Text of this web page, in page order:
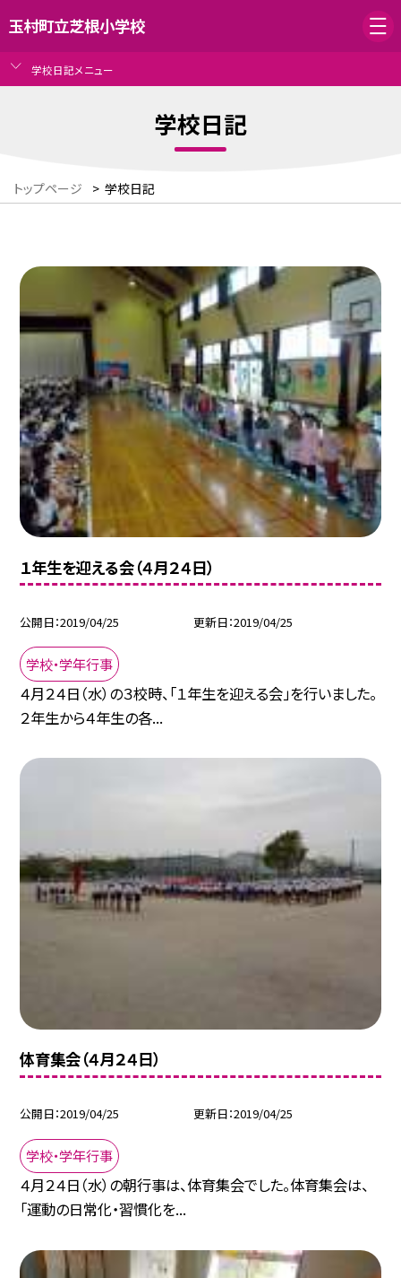
玉村町立芝根小学校
学校日記メニュー
学校日記
トップページ > 学校日記
１年生を迎える会（４月２４日）
公開日 2019/04/25 更新日 2019/04/25
学校・学年行事
４月２４日（水）の３校時、「１年生を迎える会」を行いました。
２年生から４年生の各...
体育集会（４月２４日）
公開日 2019/04/25 更新日 2019/04/25
学校・学年行事
４月２４日（水）の朝行事は、体育集会でした。体育集会は、
「運動の日常化・習慣化を...